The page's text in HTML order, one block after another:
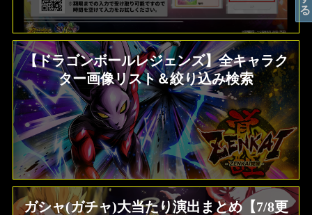
【ドラゴンボールレジェンズ】全キャラク
ター画像リスト＆絞り込み検索
ガシャ(ガチャ)大当たり演出まとめ【7/8更